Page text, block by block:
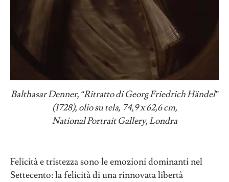
Balthasar Denner, “Ritratto di Georg Friedrich Händel”
(1728), olio su tela, 74,9 x 62,6 cm,
National Portrait Gallery, Londra
Felicità e tristezza sono le emozioni dominanti nel
Settecento: la felicità di una rinnovata libertà